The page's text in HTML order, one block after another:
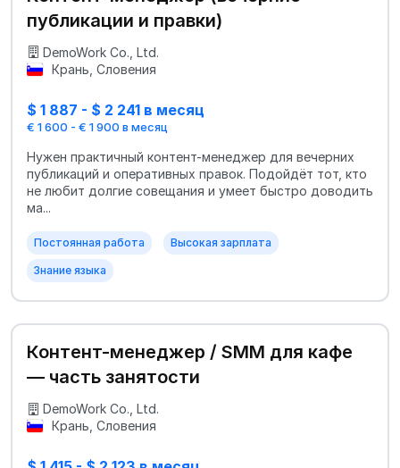
публикации и правки)
DemoWork Co., Ltd.
Крань, Словения
$ 1 887 - $ 2 241 в месяц
€ 1 600 - € 1 900 в месяц
Нужен практичный контент-менеджер для вечерних
публикаций и оперативных правок. Подойдёт тот, кто
не любит долгие совещания и умеет быстро доводить
ма...
Постоянная работа Высокая зарплата
Знание языка
Контент-менеджер / SMM для кафе
— часть занятости
DemoWork Co., Ltd.
Крань, Словения